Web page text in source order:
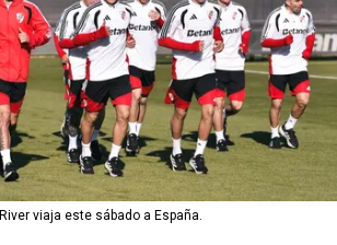
River viaja este sábado a España.